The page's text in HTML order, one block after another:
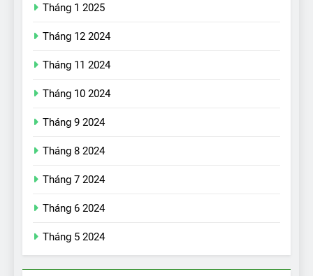
Tháng 1 2025
Tháng 12 2024
Tháng 11 2024
Tháng 10 2024
Tháng 9 2024
Tháng 8 2024
Tháng 7 2024
Tháng 6 2024
Tháng 5 2024
chỉ có trên VinFast VF8